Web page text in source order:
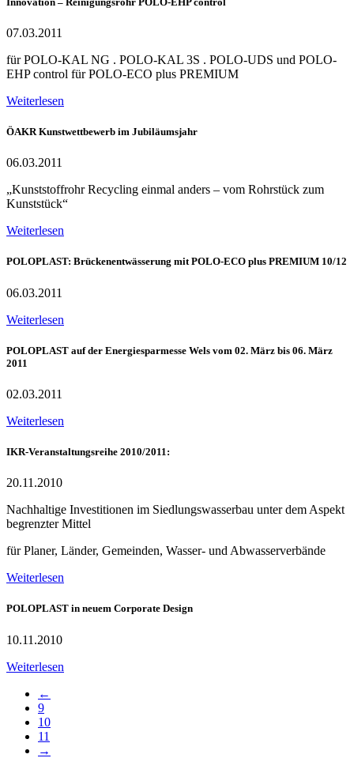
07.03.2011
für POLO-KAL NG . POLO-KAL 3S . POLO-UDS und POLO-
EHP control für POLO-ECO plus PREMIUM
Weiterlesen
ÖAKR Kunstwettbewerb im Jubiläumsjahr
06.03.2011
„Kunststoffrohr Recycling einmal anders – vom Rohrstück zum
Kunststück“
Weiterlesen
POLOPLAST: Brückenentwässerung mit POLO-ECO plus PREMIUM 10/12
06.03.2011
Weiterlesen
POLOPLAST auf der Energiesparmesse Wels vom 02. März bis 06. März
2011
02.03.2011
Weiterlesen
IKR-Veranstaltungsreihe 2010/2011:
20.11.2010
Nachhaltige Investitionen im Siedlungswasserbau unter dem Aspekt
begrenzter Mittel
für Planer, Länder, Gemeinden, Wasser- und Abwasserverbände
Weiterlesen
POLOPLAST in neuem Corporate Design
10.11.2010
Weiterlesen
←
9
10
11
→